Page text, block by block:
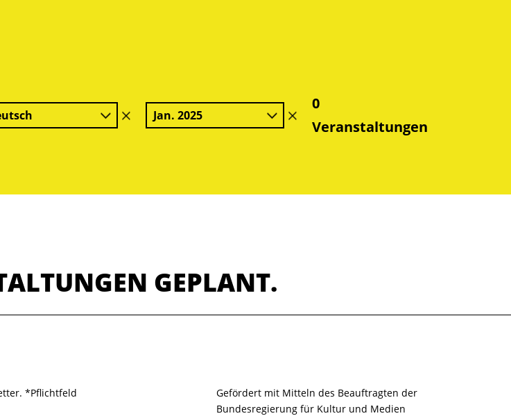
Filter
löschen
Jan. 2025
Filter
löschen
0
Veranstaltungen
GEPLANT.
*Pflichtfeld
Gefördert mit Mitteln des Beauftragten der
Bundesregierung für Kultur und Medien